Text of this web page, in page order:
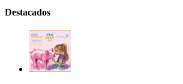
Destacados